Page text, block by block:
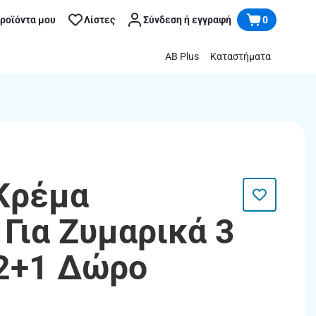
μου Λίστες Σύνδεση ή εγγραφή 0
AB Plus Καταστήματα
Ζυμαρικά 3
Δώρο